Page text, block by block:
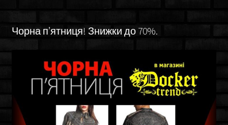
Чорна п’ятниця! Знижки до 70%.